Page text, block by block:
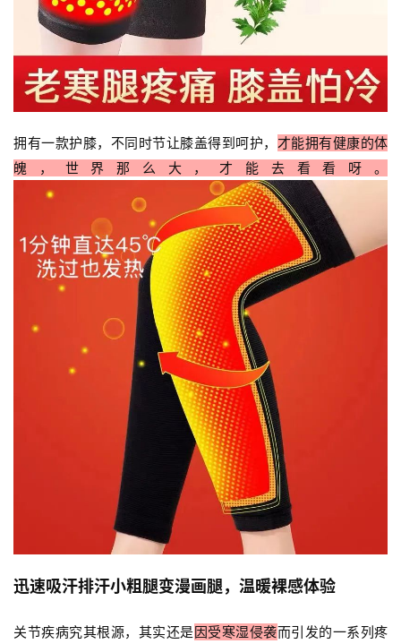
拥有一款护膝，不同时节让膝盖得到呵护， 才能拥有健康的体
魄，世界那么大，才能去看看呀。
迅速吸汗排汗小粗腿变漫画腿，温暖裸感体验
关节疾病究其根源，其实还是因受寒湿侵袭而引发的一系列疼